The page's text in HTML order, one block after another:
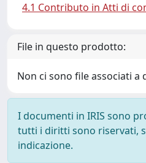
4.1 Contributo in Atti di
File in questo prodotto:
Non ci sono file associati
I documenti in IRIS sono
tutti i diritti sono riservati,
indicazione.